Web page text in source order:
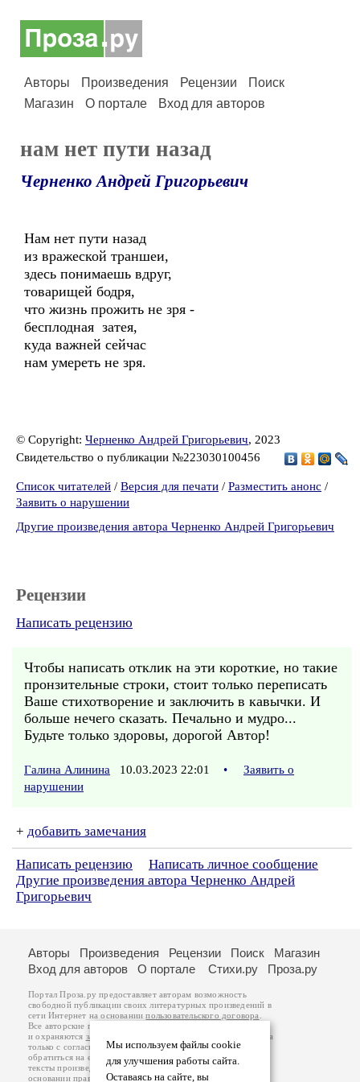
Авторы Произведения Рецензии
Поиск
Магазин
О портале Вход для авторов
нам нет пути назад
Черненко Андрей Григорьевич
Нам нет пути назад
из вражеской траншеи,
здесь понимаешь вдруг,
товарищей бодря,
что жизнь прожить не зря -
бесплодная затея,
куда важней сейчас
нам умереть не зря.
© Copyright: Черненко Андрей Григорьевич, 2023
Свидетельство о публикации №223030100456
Список читателей / Версия для печати / Разместить анонс /
Заявить о нарушении
Другие произведения автора Черненко Андрей Григорьевич
Рецензии
Написать рецензию
Чтобы написать отклик на эти короткие, но такие
пронзительные строки, стоит только переписать
Ваше стихотворение и заключить в кавычки. И
больше нечего сказать. Печально и мудро...
Будьте только здоровы, дорогой Автор!
Галина Алинина 10.03.2023 22:01 •
Заявить о
нарушении
+ добавить замечания
Написать рецензию
Написать личное сообщение
Другие произведения автора Черненко Андрей
Григорьевич
Мы используем файлы cookie
для улучшения работы сайта.
Оставаясь на сайте, вы
Авторы Произведения Рецензии Поиск
Магазин
Вход для авторов
О портале Стихи.ру Проза.ру
Портал Проза.ру предоставляет авторам возможность
свободной публикации своих литературных произведений в
сети Интернет на основаниипользовательского договора
Все авторские права на произведения принадлежат авторам
и охраняются законом
. Перепечатка произведений возможна
только с согласия его автора, к которому вы можете
обратиться на его авторской странице. Ответственность за
тексты произведений авторы несут самостоятельно на
основанииправил публикацииизаконодательства